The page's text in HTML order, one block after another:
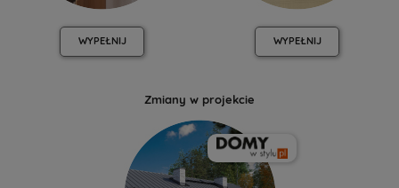
WYPEŁNIJ WYPEŁNIJ
Zmiany w projekcie